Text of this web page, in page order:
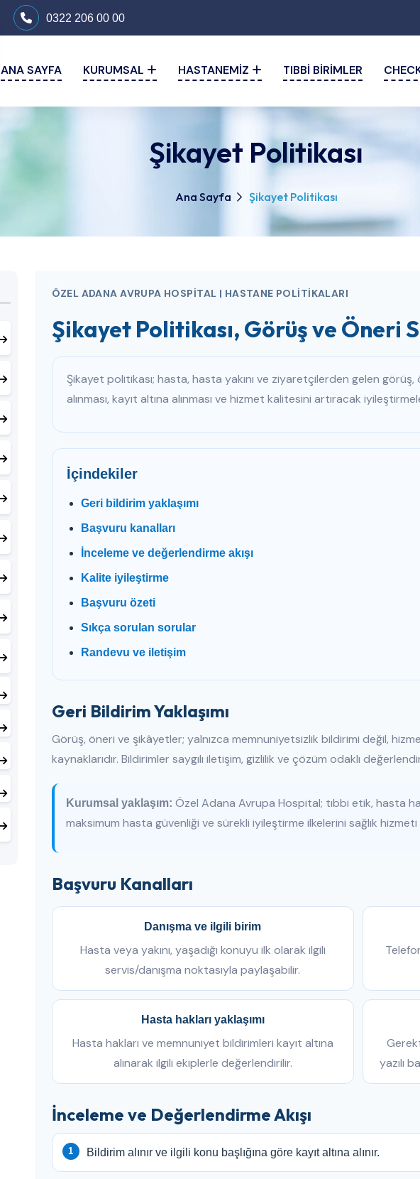
0322 206 00 00
ANA SAYFA KURUMSAL HASTANEMIZ TIBBI BIRIMLER
Şikayet Politikası
Ana Sayfa Şikayet Politikası
ÖZEL ADANA AVRUPA HOSPITAL | HASTANE POLITIKALARI
Şikayet Politikası, Görüş ve Öneri
Şikayet politikası; hasta, hasta yakını ve ziyaretçilerden gelen
alınması, kayıt altına alınması ve hizmet kalitesini artıracak
İçindekiler
Geri bildirim yaklaşımı
Başvuru kanalları
İnceleme ve değerlendirme akışı
Kalite iyileştirme
Başvuru özeti
Sıkça sorulan sorular
Randevu ve iletişim
Geri Bildirim Yaklaşımı
Görüş, öneri ve şikâyetler; yalnızca memnuniyetsizlik bildirimi değil,
kaynaklarıdır. Bildirimler saygılı iletişim, gizlilik ve çözüm odaklı
Kurumsal yaklaşım: Özel Adana Avrupa Hospital; tıbbi etik, hasta
maksimum hasta güvenliği ve sürekli iyileştirme ilkelerini sağlık hizmeti
Başvuru Kanalları
Danışma ve ilgili birim
Hasta veya yakını, yaşadığı konuyu ilk olarak ilgili
servis/danışma noktasıyla paylaşabilir.
Hasta hakları yaklaşımı
Hasta hakları ve memnuniyet bildirimleri kayıt altına
alınarak ilgili ekiplerle değerlendirilir.
yazılı
İnceleme ve Değerlendirme Akışı
Bildirim alınır ve ilgili konu başlığına göre kayıt altına alınır.